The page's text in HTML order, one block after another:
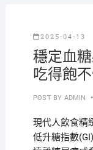
2025-04-13
穩定血
吃得飽
POST BY ADMIN
現代人飲食精
低升糖指數